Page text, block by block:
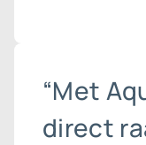
“Met
direct